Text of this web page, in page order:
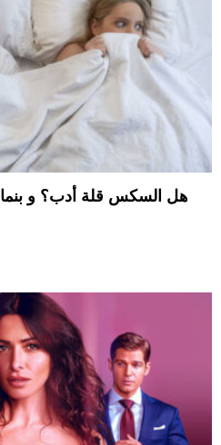
هل السكس قلة أدب؟ و